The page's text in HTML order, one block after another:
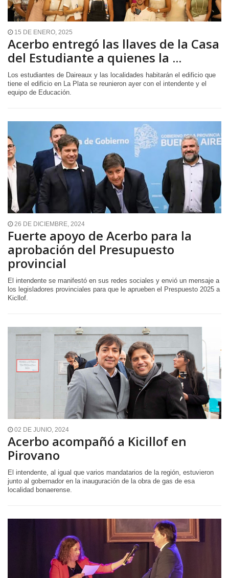
15 DE ENERO, 2025
Acerbo entregó las llaves de la Casa
del Estudiante a quienes la ...
Los estudiantes de Daireaux y las localidades habitarán el edificio que
tiene el edificio en La Plata se reunieron ayer con el intendente y el
equipo de Educación.
26 DE DICIEMBRE, 2024
Fuerte apoyo de Acerbo para la
aprobación del Presupuesto
provincial
El intendente se manifestó en sus redes sociales y envió un mensaje a
los legisladores provinciales para que le aprueben el Prespuesto 2025 a
Kicllof.
02 DE JUNIO, 2024
Acerbo acompañó a Kicillof en
Pirovano
El intendente, al igual que varios mandatarios de la región, estuvieron
junto al gobernador en la inauguración de la obra de gas de esa
localidad bonaerense.